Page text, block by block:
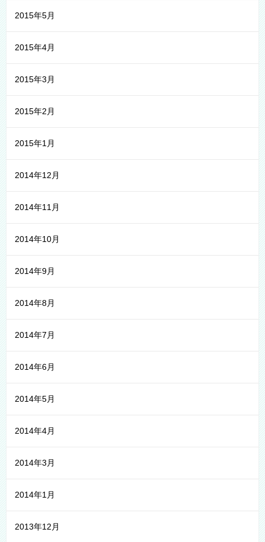
2015年5月
2015年4月
2015年3月
2015年2月
2015年1月
2014年12月
2014年11月
2014年10月
2014年9月
2014年8月
2014年7月
2014年6月
2014年5月
2014年4月
2014年3月
2014年1月
2013年12月